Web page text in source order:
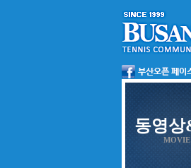
동영상
MOVIE